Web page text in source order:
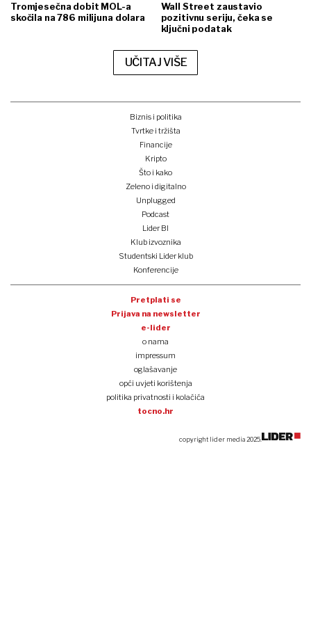
Tromjesečna dobit MOL-a
skočila na 786 milijuna dolara
Wall Street zaustavio
pozitivnu seriju, čeka se
ključni podatak
UČITAJ VIŠE
Biznis i politika
Tvrtke i tržišta
Financije
Kripto
Što i kako
Zeleno i digitalno
Unplugged
Podcast
Lider BI
Klub izvoznika
Studentski Lider klub
Konferencije
Pretplati se
Prijava na newsletter
e-lider
o nama
impressum
oglašavanje
opći uvjeti korištenja
politika privatnosti i kolačića
tocno.hr
copyright lider media 2025.